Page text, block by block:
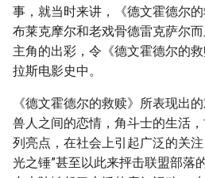
事，就当时来讲，《德文霍德尔
布莱克摩尔和老戏骨德雷克萨尔
主角的出彩，令《德文霍德尔的
拉斯电影史中。
《德文霍德尔的救赎》所表现出
兽人之间的恋情，角斗士的生活
列亮点，在社会上引起广泛的关
光之锤”甚至以此来抨击联盟部落